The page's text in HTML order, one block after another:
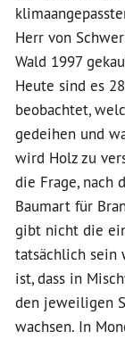
Herr von
Wald 1997
Heute sind es
beobachtet,
gedeihen und
wird Holz zu
die Frage, nach
Baumart für
gibt nicht die
tatsächlich sein
ist, dass in
den jeweiligen
wachsen. In